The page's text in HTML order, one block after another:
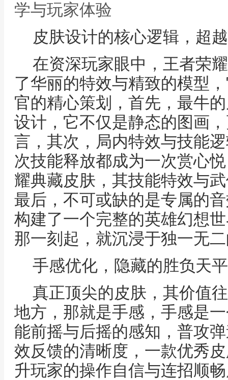
学与玩家体验
皮肤设计的核心逻辑，超
在资深玩家眼中，王者荣
了华丽的特效与精致的模型
官的精心策划，首先，最牛
设计，它不仅是静态的图画
言，其次，局内特效与技能
次技能释放都成为一次赏心
耀典藏皮肤，其技能特效与
最后，不可或缺的是专属的
构建了一个完整的英雄幻想
那一刻起，就沉浸于独一无
手感优化，隐藏的胜负天平
真正顶尖的皮肤，其价值
地方，那就是手感，手感是
能前摇与后摇的感知，普攻
效反馈的清晰度，一款优秀
升玩家的操作自信与连招顺